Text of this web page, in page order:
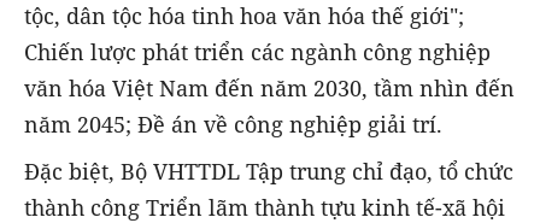
tộc, dân tộc hóa tinh hoa văn hóa thế giới";
Chiến lược phát triển các ngành công nghiệp
văn hóa Việt Nam đến năm 2030, tầm nhìn đến
năm 2045; Đề án về công nghiệp giải trí.
Đặc biệt, Bộ VHTTDL Tập trung chỉ đạo, tổ chức
thành công Triển lãm thành tựu kinh tế-xã hội